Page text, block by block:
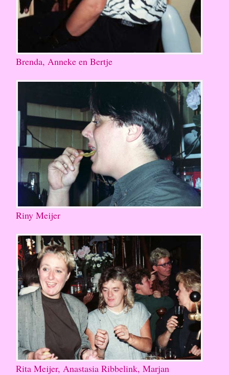
Brenda, Anneke en Bertje
Riny Meijer
Rita Meijer, Anastasia Ribbelink, Marjan